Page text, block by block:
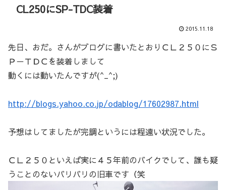
CL250にSP-TDC装着
2015.11.18
先日、おだ。さんがブログに書いたとおりＣＬ２５０にＳ
Ｐ－ＴＤＣを装着しまして
動くには動いたんですが(^_^;)
http://blogs.yahoo.co.jp/odablog/17602987.html
予想はしてましたが完調というには程遠い状況でした。
ＣＬ２５０といえば実に４５年前のバイクでして、誰も疑
うことのないバリバリの旧車です（笑